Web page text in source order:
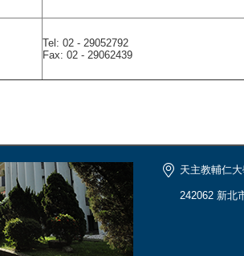
Tel: 02 - 29052792
Fax: 02 - 29062439
天主教輔仁
242062 新北